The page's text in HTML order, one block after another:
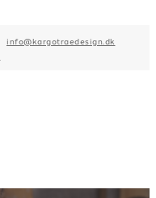
info@kargotraedesign.dk